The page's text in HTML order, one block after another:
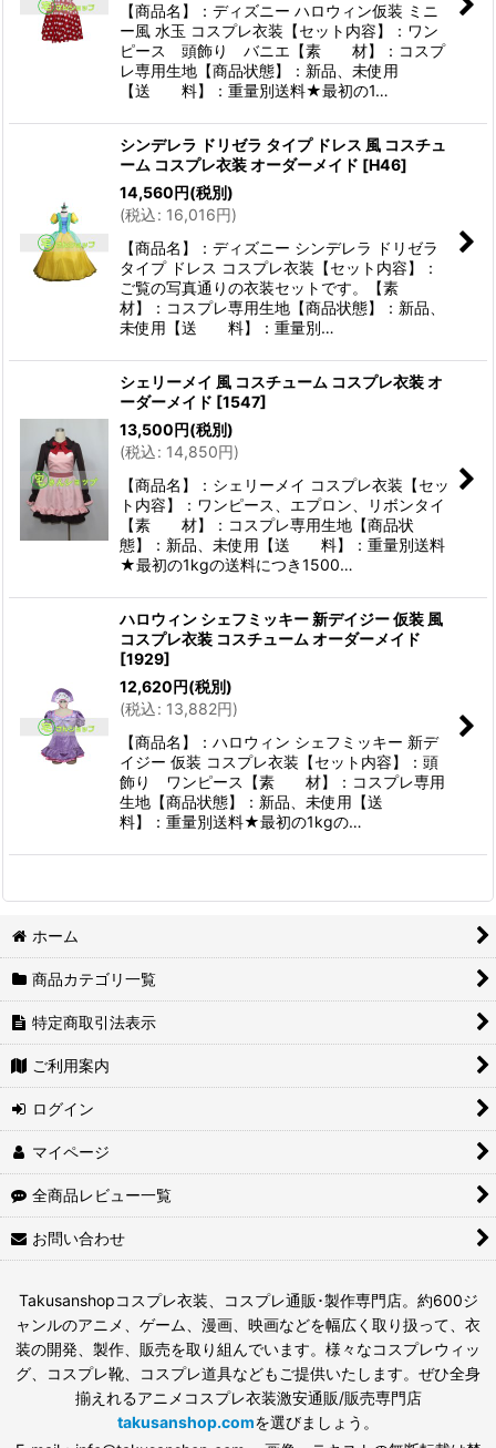
【商品名】：ディズニー ハロウィン仮装 ミニ
ー風 水玉 コスプレ衣装【セット内容】：ワン
ピース 頭飾り バニエ【素 材】：コスプ
レ専用生地【商品状態】：新品、未使用
【送 料】：重量別送料★最初の1…
シンデレラ ドリゼラ タイプ ドレス 風 コスチュ
ーム コスプレ衣装 オーダーメイド [H46]
14,560円(税別)
(税込: 16,016円)
【商品名】：ディズニー シンデレラ ドリゼラ
タイプ ドレス コスプレ衣装【セット内容】：
ご覧の写真通りの衣装セットです。【素
材】：コスプレ専用生地【商品状態】：新品、
未使用【送 料】：重量別…
シェリーメイ 風 コスチューム コスプレ衣装 オ
ーダーメイド [1547]
13,500円(税別)
(税込: 14,850円)
【商品名】：シェリーメイ コスプレ衣装【セッ
ト内容】：ワンピース、エプロン、リボンタイ
【素 材】：コスプレ専用生地【商品状
態】：新品、未使用【送 料】：重量別送料
★最初の1kgの送料につき1500…
ハロウィン シェフミッキー 新デイジー 仮装 風
コスプレ衣装 コスチューム オーダーメイド
[1929]
12,620円(税別)
(税込: 13,882円)
【商品名】：ハロウィン シェフミッキー 新デ
イジー 仮装 コスプレ衣装【セット内容】：頭
飾り ワンピース【素 材】：コスプレ専用
生地【商品状態】：新品、未使用【送
料】：重量別送料★最初の1kgの…
ホーム
商品カテゴリ一覧
特定商取引法表示
ご利用案内
ログイン
マイページ
全商品レビュー一覧
お問い合わせ
Takusanshopコスプレ衣装、コスプレ通販･製作専門店。約600ジ
ャンルのアニメ、ゲーム、漫画、映画などを幅広く取り扱って、衣
装の開発、製作、販売を取り組んでいます。様々なコスプレウィッ
グ、コスプレ靴、コスプレ道具などもご提供いたします。ぜひ全身
揃えれるアニメコスプレ衣装激安通販/販売専門店
takusanshop.comを選びましょう。